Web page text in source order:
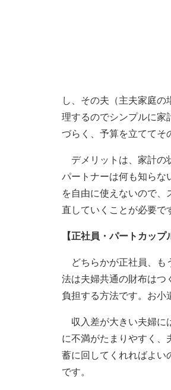
し、その夫（主夫家庭
理するのでシンプルに家
づらく、予算を立ててそ
デメリットは、家計の
パートナーは何も知らな
を自由に使えないので
直していくことが必要で
【正社員・パートカップ
どちらかが正社員、も
法は夫婦共通の財布はつ
負担する方法です。お小
収入差が大きい夫婦に
に不満がたまりやすく、
蓄に回してくれればよい
です。